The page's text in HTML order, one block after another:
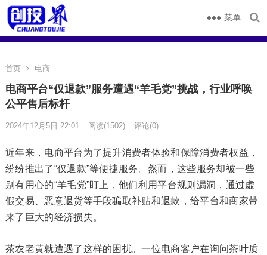
菜单
首页 电商
电商平台“仅退款”服务遭遇“羊毛党”挑战，行业呼唤
公平售后标杆
2024年12月5日 22:01 阅读(1502) 评论(0)
近年来，电商平台为了提升消费者体验和保障消费者权益，
纷纷推出了“仅退款”等便捷服务。然而，这些服务却被一些
别有用心的“羊毛党”盯上，他们利用平台规则漏洞，通过虚
假交易、恶意退货等手段骗取补贴和退款，给平台和商家带
来了巨大的经济损失。
茶农老黄就遭遇了这样的困扰。一位电商客户在询问茶叶质